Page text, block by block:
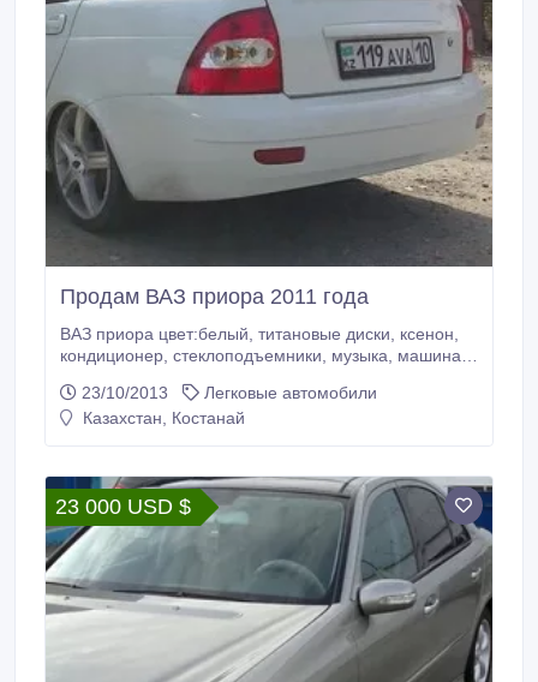
Продам ВАЗ приора 2011 года
ВАЗ приора цвет:белый, титановые диски, ксенон,
кондиционер, стеклоподъемники, музыка, машина в
23/10/2013
Легковые автомобили
Казахстан, Костанай
23 000 USD $